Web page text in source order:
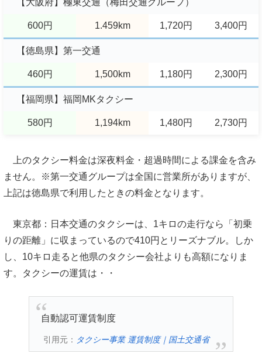
600円 1.459km 1,720円 3,400円
【徳島県】第一交通
460円 1,500km 1,180円 2,300円
【福岡県】福岡MKタクシー
580円 1,194km 1,480円 2,730円
上のタクシー料金は深夜料金・超過時間による課金を含み
ません。※第一交通グループは全国に営業所がありますが、
上記は徳島県で利用したときの料金となります。
東京都：日本交通のタクシーは、1キロの走行なら「初乗
りの距離」に収まっているので410円とリーズナブル。しか
し、10キロ走ると他県のタクシー会社よりも高額になりま
す。タクシーの運賃は・・
自動認可運賃制度
引用元： タクシー事業 運賃制度｜国土交通省